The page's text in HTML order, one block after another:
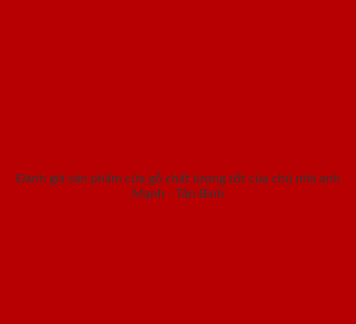
Đánh giá sản phẩm cửa gỗ chất lượng tốt của chủ nhà anh
Mạnh - Tân Bình